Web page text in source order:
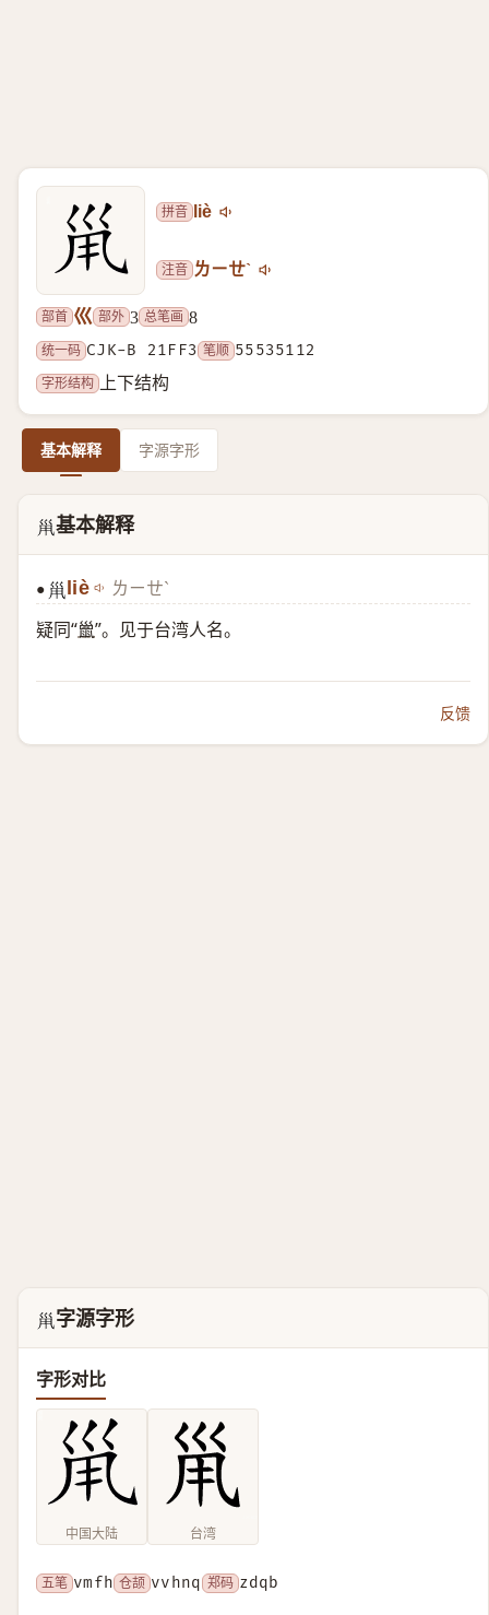
拼音 liè
注音 ㄌㄧㄝˋ
部首 巛 部外 3 总笔画 8
统一码 CJK-B 21FF3 笔顺 55535112
字形结构
上下结构
基本解释 字源字形
𡿳基本解释
● 𡿳 liè ㄌㄧㄝˋ
疑同“巤”。见于台湾人名。
反馈
𡿳 字源字形
字形对比
中国大陆 台湾
五笔 vmfh 仓颉 vvhnq 郑码 zdqb